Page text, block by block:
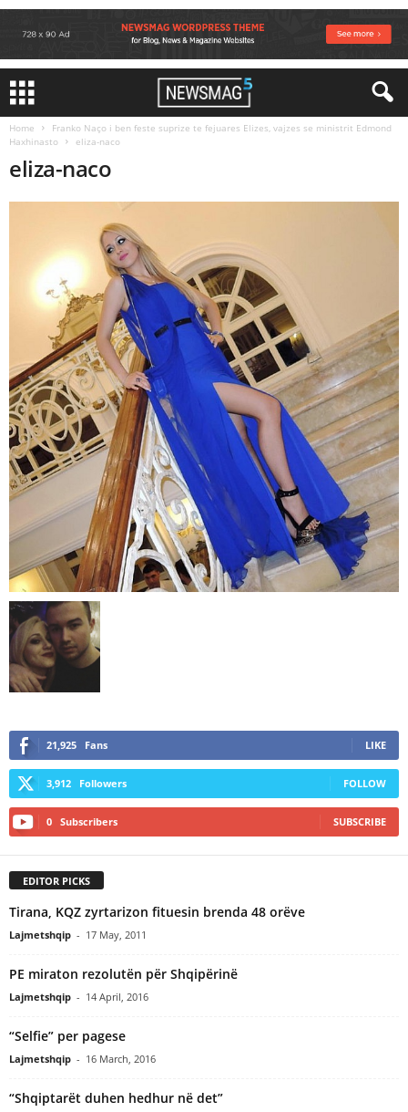
Home
Franko Naço i ben feste suprize te fejuares Elizes, vajzes se ministrit Edmond
Haxhinasto
eliza-naco
eliza-naco
21,925 Fans LIKE
3,912 Followers FOLLOW
0 Subscribers SUBSCRIBE
EDITOR PICKS
Tirana, KQZ zyrtarizon fituesin brenda 48 orëve
Lajmetshqip - 17 May, 2011
PE miraton rezolutën për Shqipërinë
Lajmetshqip - 14 April, 2016
“Selfie” per pagese
Lajmetshqip - 16 March, 2016
“Shqiptarët duhen hedhur në det”